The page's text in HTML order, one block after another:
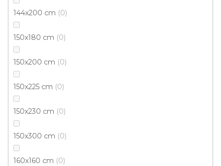
144x200 cm 0
150x180 cm 0
150x200 cm 0
150x225 cm 0
150x230 cm 0
150x300 cm 0
160x160 cm 0
Kusový koberec NEPAL 38491 6999 91